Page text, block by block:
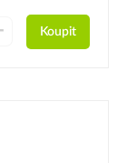
Koupit